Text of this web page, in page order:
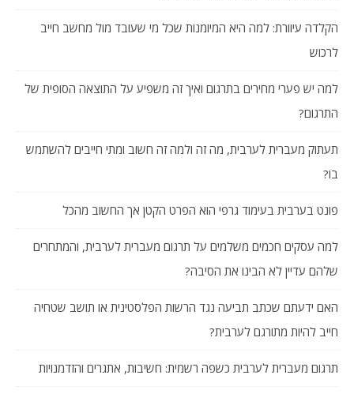
הקלדה עיוורת: למה היא המיומנות שכל מי שעובד מול מחשב חייב
לרכוש
למה יש פערי מחירים בתרגום ואיך זה משפיע על התוצאה הסופית של
התרגום?
תעתוק מעברית לערבית, מה זה ולמה זה חשוב ומתי חייבים להשתמש
בו?
פונט בערבית בעימוד גרפי הוא הפרט הקטן אך החשוב מהכל
למה עסקים חכמים משלמים על תרגום מעברית לערבית, והמתחרים
שלהם עדיין לא הבינו את הסיבה?
האם ידעתם שכתב תביעה נגד הרשות הפלסטינית או תושב שטחיה
חייב להיות מתורגם לערבית?
תרגום מעברית לערבית כשפה רשמית: חשיבות, אתגרים והזדמנויות